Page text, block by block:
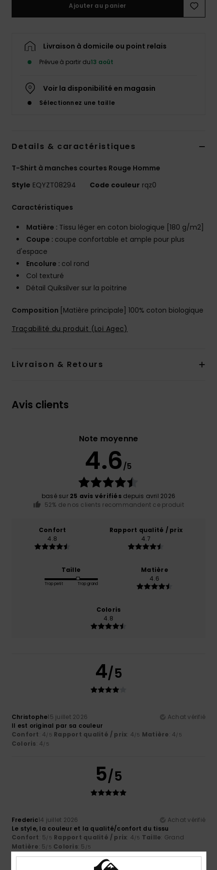
Ajouter au panier
Livraison à domicile ou point relais
Prévue à partir du13 août
Voir la disponibilité en magasin
Sélectionnez une taille
Details & caractéristiques
T-Shirt à manches courtes Rouge Homme
Style EQYZT08294 Code couleur rqz0
Caractéristiques
Matière : Tissu léger en coton biologique [180 g/m2]
Coupe : coupe confortable et ample pour plus
d'espace
Encolure : col rond
Col texturé
Détail Quiksilver sur la poitrine
Composition [Matière principale] 100% coton biologique
Traçabilité du produit (Loi Agec)
Livraison & Retours
Avis clients
Note moyenne
4.6/5
basé sur 25 avis vérifiésdepuis avril 2026
52% de nos clients recommandent ce produit
Confort
4.8
Rapport qualité / prix
4.7
Taille
Trop petit Trop grand
Matière
4.6
Coloris
4.8
4/5
Christophe15 juillet 2026
Achat vérifié
Il est original par sa couleur
Confort: 4/5 Rapport qualité / prix: 4/5 Matière: 4/5
Coloris: 4/5
5/5
Frederic14 juillet 2026
Achat vérifié
Le style, la couleur et la qualité/confort du tissu
Confort: 5/5 Rapport qualité / prix: 4/5 Taille: Grand
Matière: 5/5 Coloris: 5 /5
Je recommande ce produit